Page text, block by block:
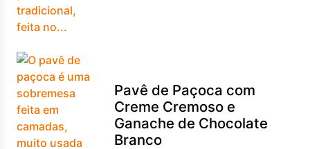
Pavê de Paçoca com
Creme Cremoso e
Ganache de Chocolate
Branco